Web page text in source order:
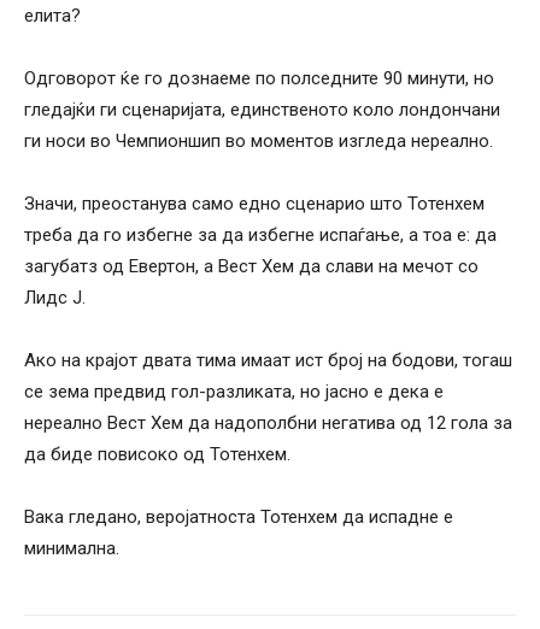
елита?
Одговорот ќе го дознаеме по полседните 90 минути, но
гледајќи ги сценаријата, единственото коло лондончани
ги носи во Чемпионшип во моментов изгледа нереално.
Значи, преостанува само едно сценарио што Тотенхем
треба да го избегне за да избегне испаѓање, а тоа е: да
загубатз од Евертон, а Вест Хем да слави на мечот со
Лидс Ј.
Ако на крајот двата тима имаат ист број на бодови, тогаш
се зема предвид гол-разликата, но јасно е дека е
нереално Вест Хем да надополбни негатива од 12 гола за
да биде повисоко од Тотенхем.
Вака гледано, веројатноста Тотенхем да испадне е
минимална.